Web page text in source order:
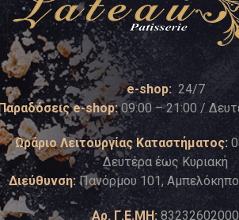
e-shop: 24/7
e-shop:09:00 – 21:00 /
Ωράριο Λειτουργίας Καταστήματος:
Δευτέρα έως Κυριακή
Διεύθυνση: Πανόρμου 101,
Αρ. Γ.Ε.ΜΗ: 83232602000